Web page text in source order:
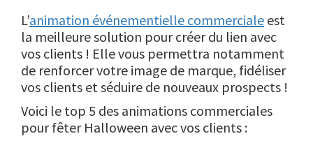
L’animation événementielle commerciale est
la meilleure solution pour créer du lien avec
vos clients ! Elle vous permettra notamment
de renforcer votre image de marque, fidéliser
vos clients et séduire de nouveaux prospects !
Voici le top 5 des animations commerciales
pour fêter Halloween avec vos clients :